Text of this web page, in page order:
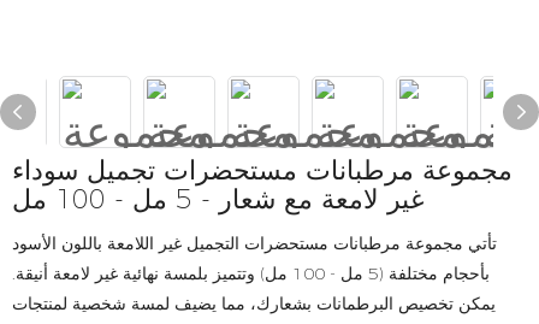
مجموعة مرطبانات مستحضرات تجميل سوداء
غير لامعة مع شعار - 5 مل - 100 مل
تأتي مجموعة مرطبانات مستحضرات التجميل غير اللامعة باللون الأسود
بأحجام مختلفة (5 مل - 100 مل) وتتميز بلمسة نهائية غير لامعة أنيقة.
يمكن تخصيص البرطمانات بشعارك، مما يضيف لمسة شخصية لمنتجات